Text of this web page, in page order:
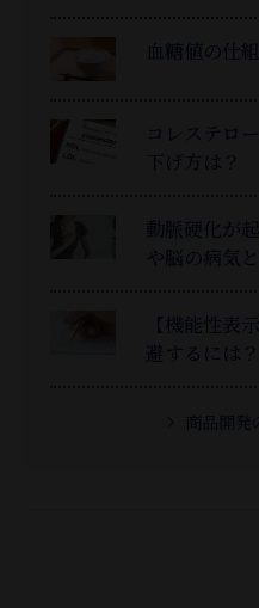
血糖値の仕
コレステロ
下げ方は？
動脈硬化が
や脳の病気
【機能性表
避するには？
商品開発